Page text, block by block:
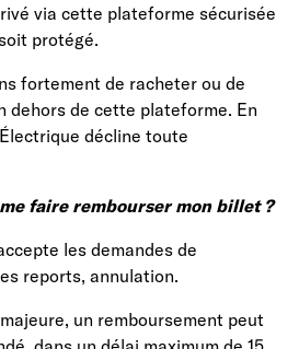
via cette plateforme sécurisée
protégé.
fortement de racheter ou de
dehors de cette plateforme. En
décline toute
faire rembourser mon billet ?
les demandes de
reports, annulation.
un remboursement peut